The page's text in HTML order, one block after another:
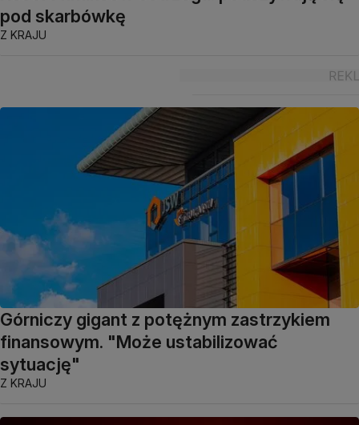
pod skarbówkę
Z KRAJU
Górniczy gigant z potężnym zastrzykiem
finansowym. "Może ustabilizować
sytuację"
Z KRAJU